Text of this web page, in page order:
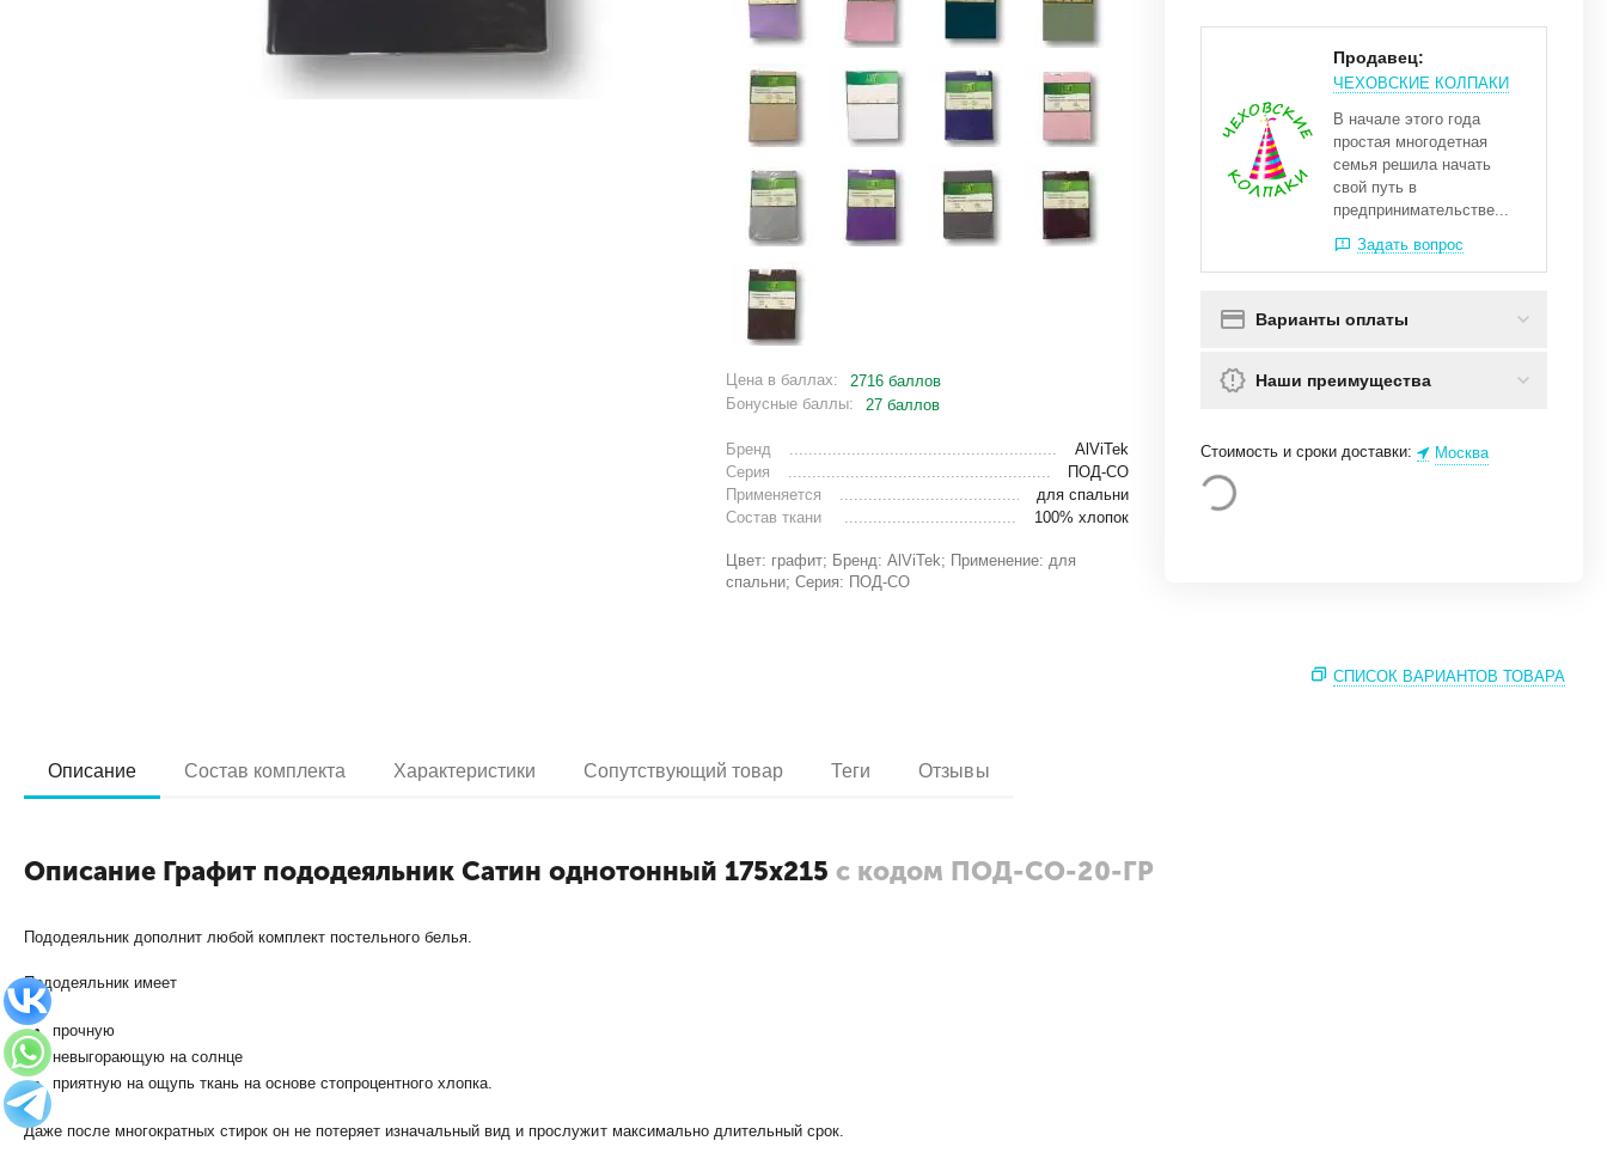
Цена в баллах:
2716 баллов
Бонусные баллы:
27 баллов
Бренд
AlViTek
Серия
ПОД-СО
Применяется
для спальни
Состав ткани
100% хлопок
Цвет: графит; Бренд: AlViTek; Применение: для
спальни; Серия: ПОД-СО
Продавец:
ЧЕХОВСКИЕ КОЛПАКИ
В начале этого года
простая многодетная
семья решила начать
свой путь в
предпринимательстве...
Задать вопрос
Варианты оплаты
Наши преимущества
Стоимость и сроки доставки: Москва
СПИСОК ВАРИАНТОВ ТОВАРА
Описание Состав комплекта Характеристики Сопутствующий товар Теги Отзывы
Описание Графит пододеяльник Сатин однотонный 175х215 с кодом ПОД-СО-20-ГР
Пододеяльник дополнит любой комплект постельного белья.
Пододеяльник имеет
прочную
невыгорающую на солнце
приятную на ощупь ткань на основе стопроцентного хлопка.
Даже после многократных стирок он не потеряет изначальный вид и прослужит максимально длительный срок.